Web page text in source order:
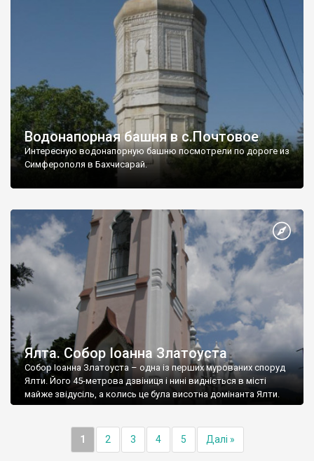
Водонапорная башня в с.Почтовое
Интересную водонапорную башню посмотрели по дороге из
Симферополя в Бахчисарай.
Ялта. Собор Іоанна Златоуста
Собор Іоанна Златоуста – одна із перших мурованих споруд
Ялти. Його 45-метрова дзвіниця і нині видніється в місті
майже звідусіль, а колись це була висотна домінанта Ялти.
1 2 3 4 5 Далі »